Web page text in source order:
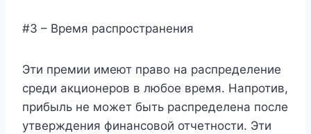
#3 – Время распространения
Эти премии имеют право на распределение
среди акционеров в любое время. Напротив,
прибыль не может быть распределена после
утверждения финансовой отчетности. Эти